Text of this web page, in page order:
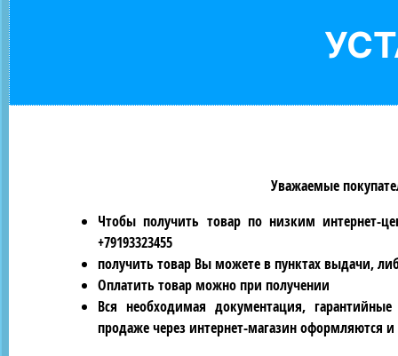
Уважаемые
Чтобы получить товар по низким интернет-
+79193323455
получить товар Вы можете в пунктах выдачи,
Оплатить товар можно при получении
Вся необходимая документация,
продаже через интернет-магазин оформляются